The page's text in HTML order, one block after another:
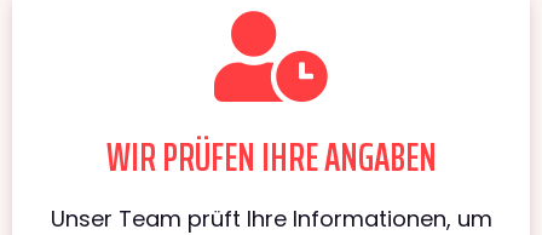
WIR PRÜFEN IHRE ANGABEN
Unser Team prüft Ihre Informationen, um